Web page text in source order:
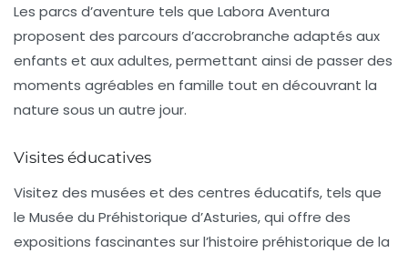
Les parcs d’aventure tels que Labora Aventura
proposent des parcours d’accrobranche adaptés aux
enfants et aux adultes, permettant ainsi de passer des
moments agréables en famille tout en découvrant la
nature sous un autre jour.
Visites éducatives
Visitez des musées et des centres éducatifs, tels que
le Musée du Préhistorique d’Asturies, qui offre des
expositions fascinantes sur l’histoire préhistorique de la